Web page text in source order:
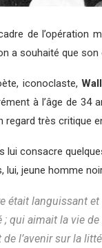
de l’opération
a souhaité que
iconoclaste,
à l’âge de 34
regard très critique
lui consacre
lui, jeune homme
était languissant
qui aimait la vie
de l’avenir sur la